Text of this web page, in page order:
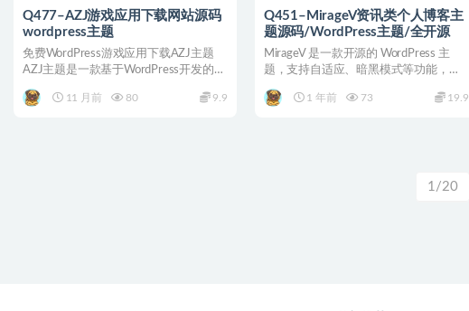
Q477–AZJ游戏应用下载网站源码
wordpress主题
免费WordPress游戏应用下载AZJ主题
AZJ主题是一款基于WordPress开发的
11 月前
80 9.9
Q451–MirageV资讯类个人博客主
题源码/WordPress主题/全开源
MirageV 是一款开源的 WordPress 主
题，支持自适应、暗黑模式等功能，可
1 年前
73 19.9
1/20